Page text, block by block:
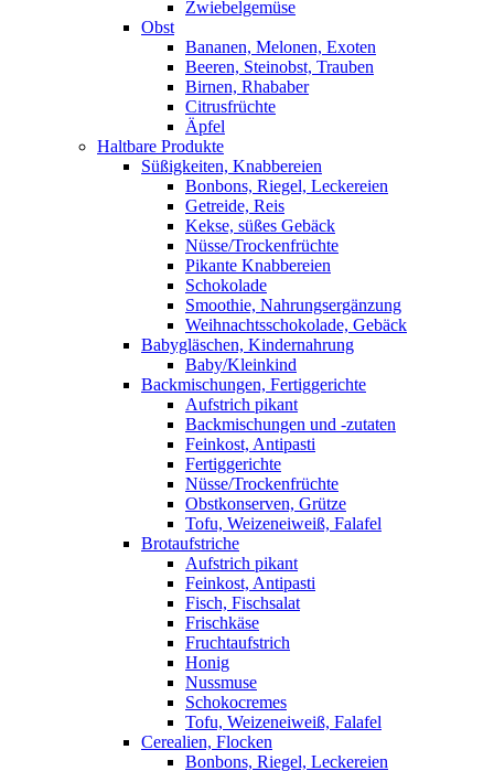
Zwiebelgemüse
Obst
Bananen, Melonen, Exoten
Beeren, Steinobst, Trauben
Birnen, Rhababer
Citrusfrüchte
Äpfel
Haltbare Produkte
Süßigkeiten, Knabbereien
Bonbons, Riegel, Leckereien
Getreide, Reis
Kekse, süßes Gebäck
Nüsse/Trockenfrüchte
Pikante Knabbereien
Schokolade
Smoothie, Nahrungsergänzung
Weihnachtsschokolade, Gebäck
Babygläschen, Kindernahrung
Baby/Kleinkind
Backmischungen, Fertiggerichte
Aufstrich pikant
Backmischungen und -zutaten
Feinkost, Antipasti
Fertiggerichte
Nüsse/Trockenfrüchte
Obstkonserven, Grütze
Tofu, Weizeneiweiß, Falafel
Brotaufstriche
Aufstrich pikant
Feinkost, Antipasti
Fisch, Fischsalat
Frischkäse
Fruchtaufstrich
Honig
Nussmuse
Schokocremes
Tofu, Weizeneiweiß, Falafel
Cerealien, Flocken
Bonbons, Riegel, Leckereien